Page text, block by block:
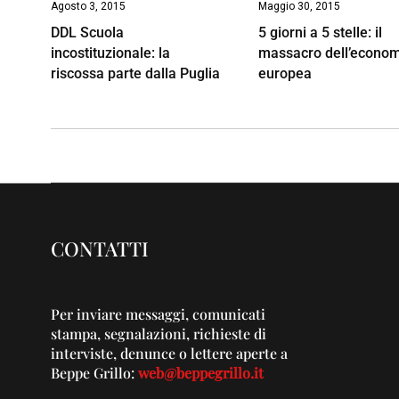
Agosto 3, 2015
DDL Scuola
incostituzionale: la
riscossa parte dalla Puglia
Maggio 30, 2015
5 giorni a 5 stelle: il
massacro
europea
CONTATTI
Per inviare messaggi, comunicati
stampa, segnalazioni, richieste di
interviste, denunce o lettere aperte a
Beppe Grillo:web@beppegrillo.it